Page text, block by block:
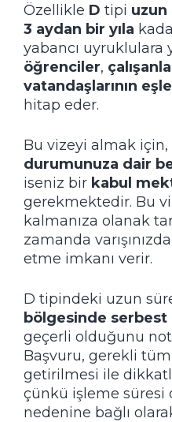
Özellikle D tipi uzun
3 aydan bir yıla
yabancı uyruklulara
öğrenciler,
vatandaşlarının
hitap eder.
Bu vizeyi almak için,
durumunuza dair
iseniz bir kabul
gerekmektedir. Bu
kalmanıza olanak
zamanda
etme imkanı verir.
D tipindeki uzun
bölgesinde serbest
geçerli olduğunu
Başvuru, gerekli
getirilmesi ile
çünkü işleme süresi
nedenine bağlı